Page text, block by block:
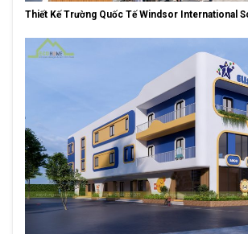
Thiết Kế Trường Quốc Tế Windsor International